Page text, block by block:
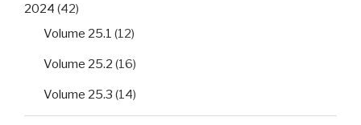
2024 (42)
Volume 25.1 (12)
Volume 25.2 (16)
Volume 25.3 (14)